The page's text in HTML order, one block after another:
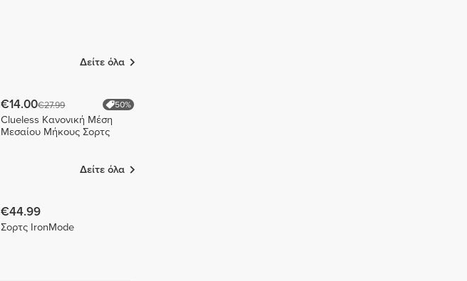
Δείτε όλα
€14.00€27.99 50%
Clueless Κανονική Μέση
Μεσαίου Μήκους Σορτς
Δείτε όλα
€44.99
Σορτς IronMode